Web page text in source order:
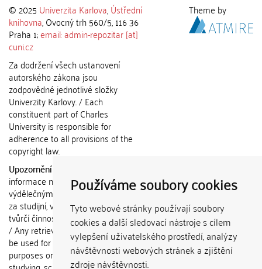
Používáme soubory cookies
Tyto webové stránky používají soubory
cookies a další sledovací nástroje s cílem
vylepšení uživatelského prostředí, analýzy
návštěvnosti webových stránek a zjištění
zdroje návštěvnosti.
© 2025 Univerzita Karlova,Ústřední
knihovna, Ovocný trh 560/5, 116 36
Praha 1;email: admin-repozitar [at]
cuni.cz
Za dodržení všech ustanovení
autorského zákona jsou
zodpovědné jednotlivé složky
Univerzity Karlovy. / Each
constituent part of Charles
University is responsible for
adherence to all provisions of the
copyright law.
Upozornění / Notice:
informace nemohou být použity k
výdělečným účelům nebo vydávány
za studijní, vědeckou nebo jinou
tvůrčí činnost jiné osoby než autora.
/ Any retrieved information shall not
be used for any commercial
purposes or claimed as results of
Theme by